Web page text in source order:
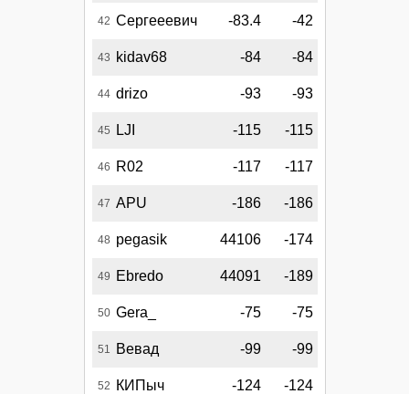
42 Сергееевич -83.4 -42
43 kidav68 -84 -84
44 drizo -93 -93
45 LJI -115 -115
46 R02 -117 -117
47 APU -186 -186
48 pegasik 44106 -174
49 Ebredo 44091 -189
50 Gera_ -75 -75
51 Вевад -99 -99
52 КИПыч -124 -124